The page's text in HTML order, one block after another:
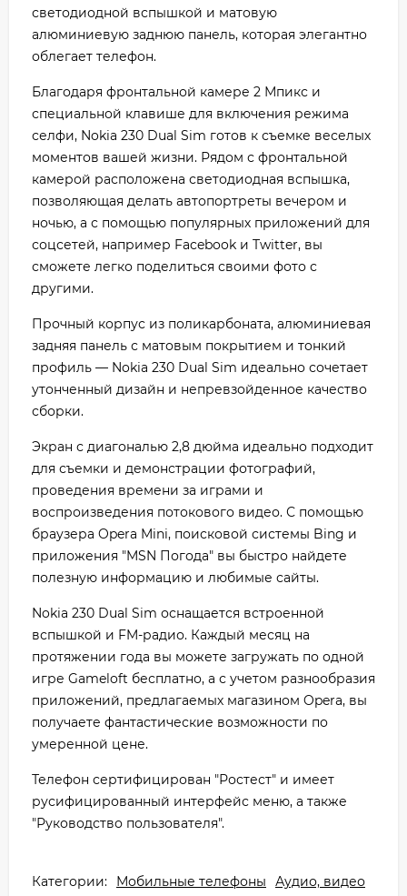
светодиодной вспышкой и матовую
алюминиевую заднюю панель, которая элегантно
облегает телефон.
Благодаря фронтальной камере 2 Мпикс и
специальной клавише для включения режима
селфи, Nokia 230 Dual Sim готов к съемке веселых
моментов вашей жизни. Рядом с фронтальной
камерой расположена светодиодная вспышка,
позволяющая делать автопортреты вечером и
ночью, а с помощью популярных приложений для
соцсетей, например Facebook и Twitter, вы
сможете легко поделиться своими фото с
другими.
Прочный корпус из поликарбоната, алюминиевая
задняя панель с матовым покрытием и тонкий
профиль — Nokia 230 Dual Sim идеально сочетает
утонченный дизайн и непревзойденное качество
сборки.
Экран с диагональю 2,8 дюйма идеально подходит
для съемки и демонстрации фотографий,
проведения времени за играми и
воспроизведения потокового видео. С помощью
браузера Opera Mini, поисковой системы Bing и
приложения "MSN Погода" вы быстро найдете
полезную информацию и любимые сайты.
Nokia 230 Dual Sim оснащается встроенной
вспышкой и FM-радио. Каждый месяц на
протяжении года вы можете загружать по одной
игре Gameloft бесплатно, а с учетом разнообразия
приложений, предлагаемых магазином Opera, вы
получаете фантастические возможности по
умеренной цене.
Телефон сертифицирован "Ростест" и имеет
русифицированный интерфейс меню, а также
"Руководство пользователя".
Категории: Мобильные телефоны Аудио, видео